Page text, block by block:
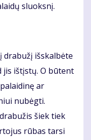
sluoksnį.
drabužį išskalbėte
jis ištįstų. O būtent
ar
nubėgti.
šiek tiek
rūbas tarsi